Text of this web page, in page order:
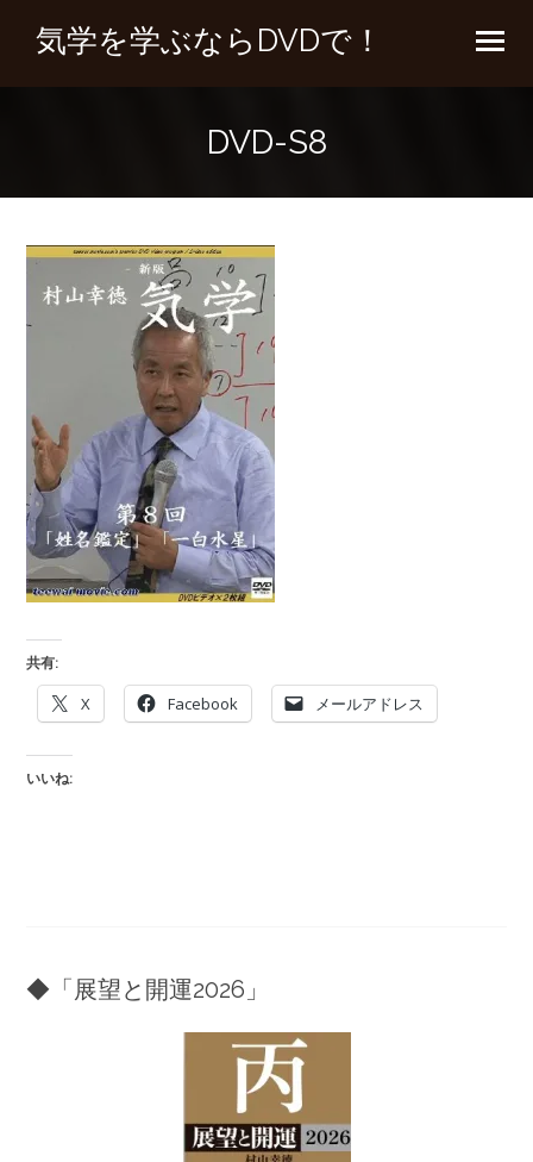
気学を学ぶならDVDで！
DVD-S8
共有:
X Facebook メールアドレス
いいね:
◆「展望と開運2026」